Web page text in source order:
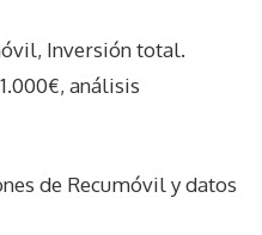
Inversión total.
análisis
de Recumóvil y datos